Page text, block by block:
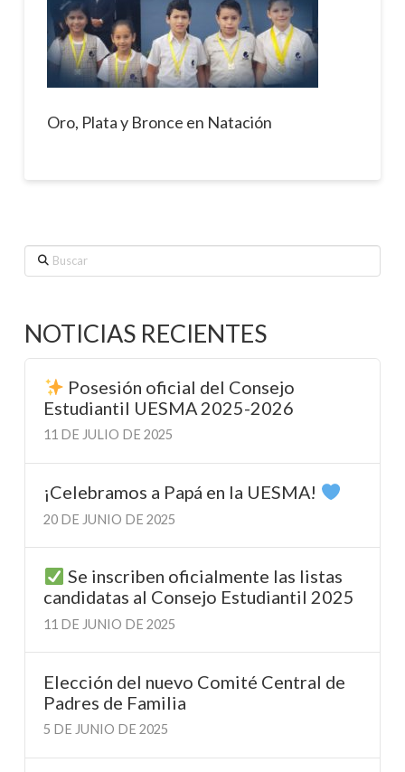
Oro, Plata y Bronce en Natación
Buscar
NOTICIAS RECIENTES
Posesión oficial del Consejo
Estudiantil UESMA 2025-2026
11 DE JULIO DE 2025
¡Celebramos a Papá en la UESMA!
20 DE JUNIO DE 2025
Se inscriben oficialmente las listas
candidatas al Consejo Estudiantil 2025
11 DE JUNIO DE 2025
Elección del nuevo Comité Central de
Padres de Familia
5 DE JUNIO DE 2025